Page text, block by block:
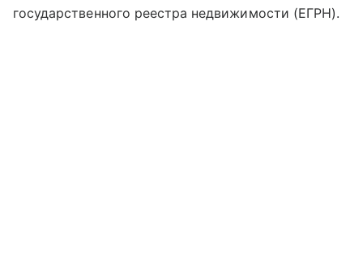
государственного реестра недвижимости (ЕГРН).